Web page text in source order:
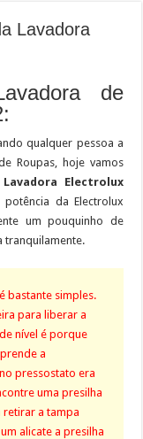
Lavadora
de
qualquer pessoa a
Roupas, hoje vamos
Lavadora Electrolux
da Electrolux
um pouquinho de
tranquilamente.
bastante simples.
para liberar a
nível é porque
a
pressostato era
uma presilha
a tampa
alicate a presilha